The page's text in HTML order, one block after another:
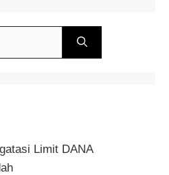
Limit DANA